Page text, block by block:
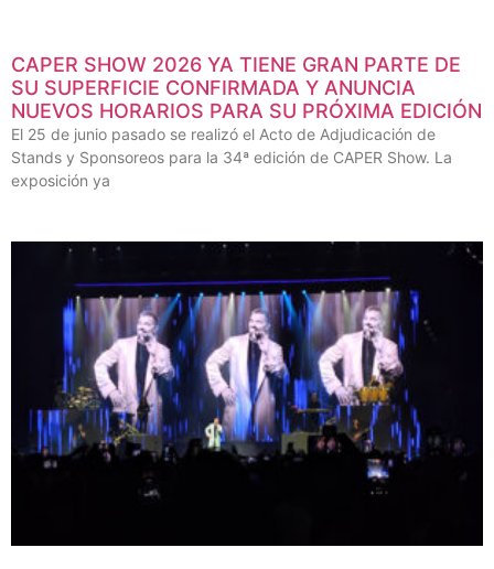
CAPER SHOW 2026 YA TIENE GRAN PARTE DE
SU SUPERFICIE CONFIRMADA Y ANUNCIA
NUEVOS HORARIOS PARA SU PRÓXIMA EDICIÓN
El 25 de junio pasado se realizó el Acto de Adjudicación de
Stands y Sponsoreos para la 34ª edición de CAPER Show. La
exposición ya